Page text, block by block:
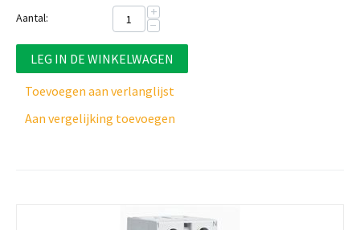
Aantal:
+
−
LEG IN DE WINKELWAGEN
Toevoegen aan verlanglijst
Aan vergelijking toevoegen